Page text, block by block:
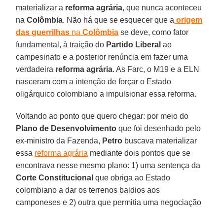
materializar a reforma agrária, que nunca aconteceu
naColômbia. Não há que se esquecer que a origem
das guerrilhas na Colômbia se deve, como fator
fundamental, à traição do Partido Liberal ao
campesinato e a posterior renúncia em fazer uma
verdadeira reforma agrária. As Farc, o M19 e a ELN
nasceram com a intenção de forçar o Estado
oligárquico colombiano a impulsionar essa reforma.
Voltando ao ponto que quero chegar: por meio do
Plano de Desenvolvimento que foi desenhado pelo
ex-ministro da Fazenda, Petro buscava materializar
essa reforma agrária mediante dois pontos que se
encontrava nesse mesmo plano: 1) uma sentença da
Corte Constitucional que obriga ao Estado
colombiano a dar os terrenos baldios aos
camponeses e 2) outra que permitia uma negociação